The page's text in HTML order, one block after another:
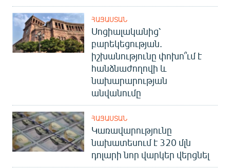
ՀԱՅԱՍՏԱՆ
Սոցիալականից՝
բարեկեցության.
իշխանությունը փոխո՞ւմ է
հանձնաժողովի և
նախարարության
անվանումը
ՀԱՅԱՍՏԱՆ
Կառավարությունը
նախատեսում է 320 մլն
դոլարի նոր վարկեր վերցնել